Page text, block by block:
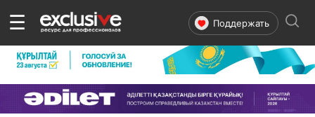
☰ Поддержать